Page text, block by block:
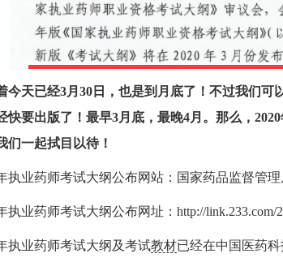
今天已经3月30日，也是到月底了！不过我们可
快要出版了！最早3月底，最晚4月。那么，
们一起拭目以待！
执业药师考试大纲公布网站：国家药品监督管
执业药师考试大纲公布网址： http://link.233.com/
执业药师考试大纲及考试教材已经在中国医药